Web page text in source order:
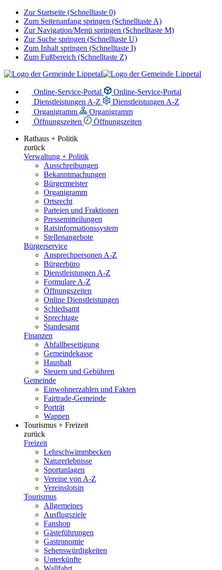
Zur Startseite (Schnelltaste 0)
Zum Seitenanfang springen (Schnelltaste A)
Zur Navigation/Menü springen (Schnelltaste M)
Zur Suche springen (Schnelltaste U)
Zum Inhalt springen (Schnelltaste I)
Zum Fußbereich (Schnelltaste Z)
Online-Service-Portal
Online-Service-Portal
Dienstleistungen A-Z
Dienstleistungen A-Z
Organigramm
Organigramm
Öffnungszeiten
Öffnungszeiten
Rathaus + Politik
zurück
Verwaltung + Politik
Ausschreibungen
Bekanntmachungen
Bürgermeister
Organigramm
Ortsrecht
Parteien und Fraktionen
Pressemitteilungen
Ratsinformationssystem
Stellenangebote
Bürgerservice
Ansprechpersonen A-Z
Bürgerbüro
Dienstleistungen A-Z
Formulare A-Z
Öffnungszeiten
Online Dienstleistungen
Schiedsamt
Sprechtage
Standesamt
Finanzen
Abfallbeseitigung
Gemeindekasse
Haushalt
Steuern und Gebühren
Gemeinde
Einwohnerzahlen und Fakten
Fairtrade-Gemeinde
Porträt
Wappen
Tourismus + Freizeit
zurück
Freizeit
Lehrschwimmbecken
Naturerlebnisse
Sportanlagen
Vereine von A-Z
Vereinslotsin
Tourismus
Allgemeines
Ausflugsziele
Fanshop
Gästeführungen
Gastronomie
Sehenswürdigkeiten
Unterkünfte
Wallfahrt